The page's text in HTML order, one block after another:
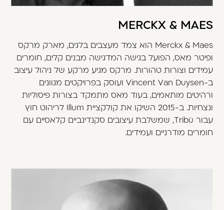
MERCKX & MAES
Merckx & Maes הוא צמד מעצבים בלגים, מארק מרקס
ופיטר מאס, הפועל בגישה המדגישה מבנים קלים, חומרים
עמידים וצורות טהורות. מרקס מגיע מרקע של ניהול עיצוב
ב-Vincent Van Duysen ועוסק בפרויקטים מגוונים
ורהיטים מותאמים, בעוד מאס מתמקד בצורות פיסוליות
ונצחיות. ב-2015 השיקו את קולקציית Illum לריהוט חוץ
עבור Tribù, שמשלבת עיצובים סקנדינביים קלאסיים עם
חומרים מודרניים ועמידים.